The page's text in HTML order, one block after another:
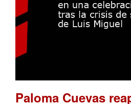
Paloma Cuevas